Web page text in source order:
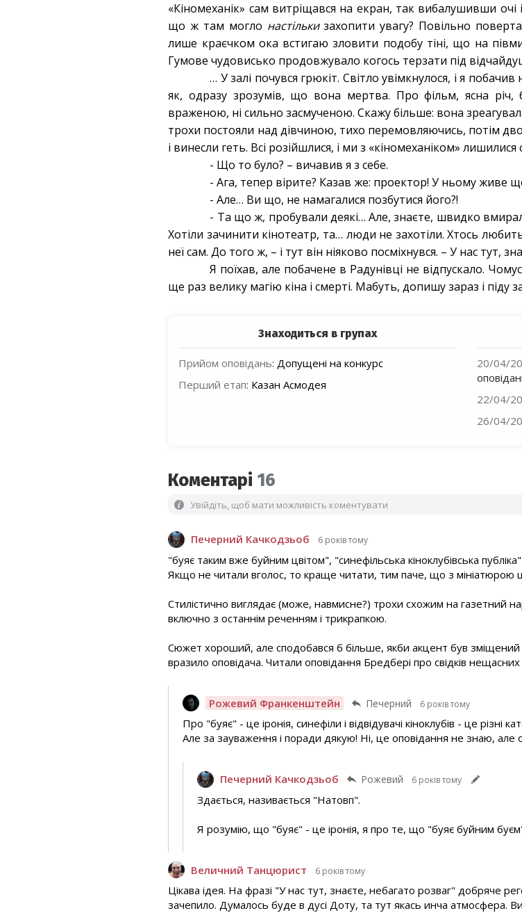
«Кіномеханік» сам витріщався на екран, так вибалушивши
що ж там могло настількизахопити увагу? Повільно
лише краєчком ока встигаю зловити подобу тіні, що на
Гумове чудовисько продовжувало когось терзати під
… У залі почувся грюкіт. Світло увімкнулося, і я
як, одразу зрозумів, що вона мертва. Про фільм, ясна річ,
враженою, ні сильно засмученою. Скажу більше: вона
трохи постояли над дівчиною, тихо перемовляючись, потім
і винесли геть. Всі розійшлися, і ми з «кіномеханіком» лишилися
- Що то було? – вичавив я з себе.
- Ага, тепер вірите? Казав же: проектор! У ньому живе
- Але… Ви що, не намагалися позбутися його?!
- Та що ж, пробували деякі… Але, знаєте, швидко
Хотіли зачинити кінотеатр, та… люди не захотіли. Хтось
неї сам. До того ж, – і тут він ніяково посміхнувся. – У нас тут,
Я поїхав, але побачене в Радунівці не відпускало.
ще раз велику магію кіна і смерті. Мабуть, допишу зараз і піду
Знаходиться в групах
Прийом оповідань:Допущені на конкурс
Перший етап: Казан Асмодея
20/04/
22/04/
26/04/
Коментарі16
Увійдіть, щоб мати можливість коментувати
Печерний Качкодзьоб 6 років тому
"буяє таким вже буйним цвітом", "синефільська кіноклубівська
Якщо не читали вголос, то краще читати, тим паче, що з мініатюрою
Стилістично виглядає (може, навмисне?) трохи схожим на газетний
включно з останнім реченням і трикрапкою.
Сюжет хороший, але сподобався б більше, якби акцент був зміщений
вразило оповідача. Читали оповідання Бредбері про свідків нещасних
Рожевий Франкенштейн Печерний 6 років тому
Про "буяє" - це іронія, синефіли і відвідувачі кіноклубів - це
Але за зауваження і поради дякую! Ні, це оповідання не знаю, але
Печерний Качкодзьоб Рожевий 6 років тому
Здається, називається "Натовп".
Я розумію, що "буяє" - це іронія, я про те, що "буяє буйним
Величний Танцюрист 6 років тому
Цікава ідея. На фразі "У нас тут, знаєте, небагато розваг" добряче
зачепило. Думалось буде в дусі Доту, та тут якась инча атмосфера.